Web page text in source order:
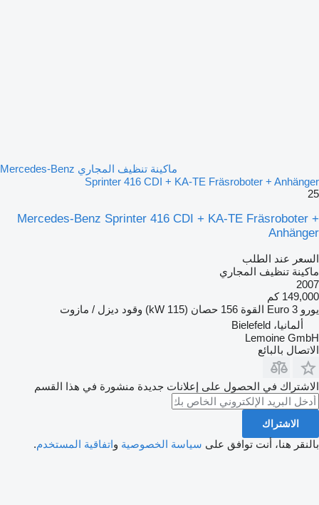
ماكينة تنظيف المجاري Mercedes-Benz
Sprinter 416 CDI + KA-TE Fräsroboter + Anhänger
25
Mercedes-Benz Sprinter 416 CDI + KA-TE Fräsroboter +
Anhänger
السعر عند الطلب
ماكينة تنظيف المجاري
2007
149,000 كم
يورو Euro 3 القوة 156 حصان (115 kW) وقود ديزل / مازوت
ألمانيا، Bielefeld
Lemoine GmbH
الاتصال بالبائع
الاشتراك في الحصول على إعلانات جديدة منشورة في هذا القسم
الاشتراك
بالنقر هنا، أنت توافق على سياسة الخصوصية واتفاقية المستخدم.